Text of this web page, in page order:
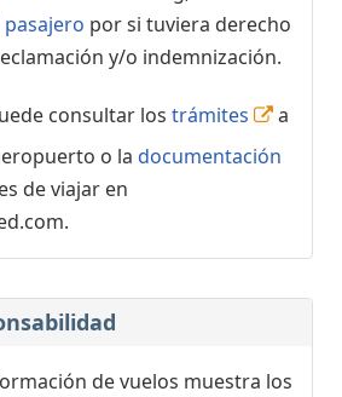
por si tuviera derecho
y/o indemnización.
consultar los trámites
a
o la documentación
de viajar en
de vuelos muestra los